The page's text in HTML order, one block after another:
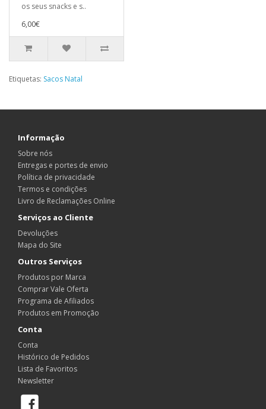
os seus snacks e s..
6,00€
Etiquetas: Sacos Natal
Informação
Sobre nós
Entregas e portes de envio
Política de privacidade
Termos e condições
Livro de Reclamações Online
Serviços ao Cliente
Devoluções
Mapa do Site
Outros Serviços
Produtos por Marca
Comprar Vale Oferta
Programa de Afiliados
Produtos em Promoção
Conta
Conta
Histórico de Pedidos
Lista de Favoritos
Newsletter